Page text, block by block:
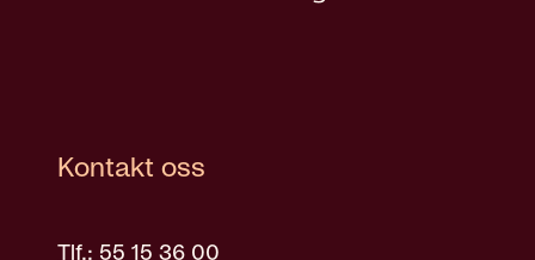
Kontakt oss
Tlf.: 55 15 36 00